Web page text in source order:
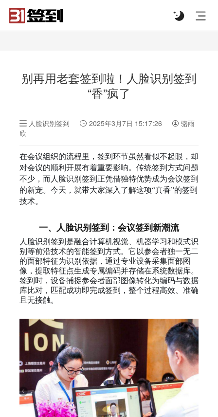
别再用老套签到啦！人脸识别签到
“香”疯了
人脸识别签到 2025年3月7日 15:17:26
骆雨
欣
在会议组织的流程里，签到环节虽然看似不起眼，却
对会议的顺利开展有着重要影响。传统签到方式问题
不少，而人脸识别签到正凭借独特优势成为会议签到
的新宠。今天，就带大家深入了解这项“真香”的签到
技术。
一、人脸识别签到：会议签到新潮流
人脸识别签到是融合计算机视觉、机器学习和模式识
别等前沿技术的智能签到方式。它以参会者独一无二
的面部特征为识别依据，通过专业设备采集面部图
像，提取特征点生成专属编码并存储在系统数据库。
签到时，设备捕捉参会者面部图像转化为编码与数据
库比对，匹配成功即完成签到，整个过程高效、准确
且无接触。